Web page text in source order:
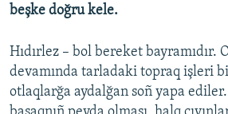
RFE/RS bütün saytları
beşke doğru kele.
Hıdırlez – bol bereket bayramıdır.
devamında tarladaki topraq işleri
otlaqlarğa aydalğan soñ yapa